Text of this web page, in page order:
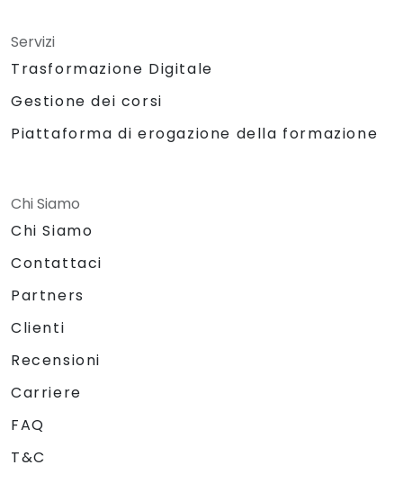
Servizi
Trasformazione Digitale
Gestione dei corsi
Piattaforma di erogazione della formazione
Chi Siamo
Chi Siamo
Contattaci
Partners
Clienti
Recensioni
Carriere
FAQ
T&C